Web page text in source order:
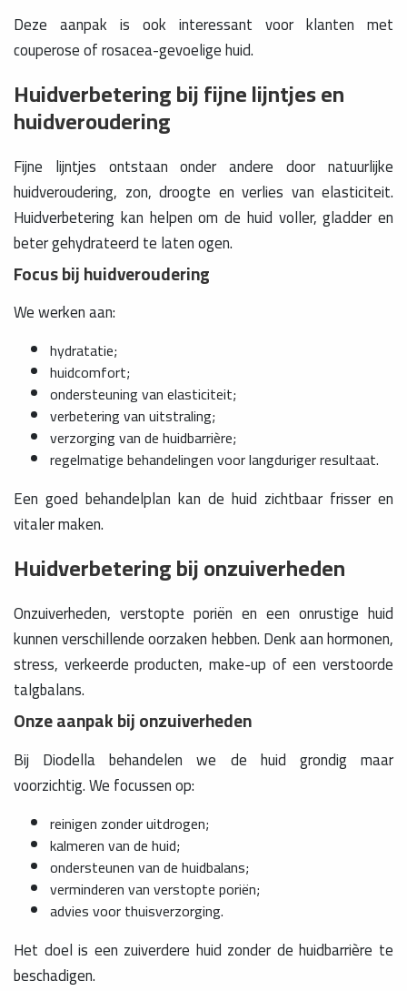
Deze aanpak is ook interessant voor klanten met
couperose of rosacea-gevoelige huid.
Huidverbetering bij fijne lijntjes en
huidveroudering
Fijne lijntjes ontstaan onder andere door natuurlijke
huidveroudering, zon, droogte en verlies van elasticiteit.
Huidverbetering kan helpen om de huid voller, gladder en
beter gehydrateerd te laten ogen.
Focus bij huidveroudering
We werken aan:
hydratatie;
huidcomfort;
ondersteuning van elasticiteit;
verbetering van uitstraling;
verzorging van de huidbarrière;
regelmatige behandelingen voor langduriger resultaat.
Een goed behandelplan kan de huid zichtbaar frisser en
vitaler maken.
Huidverbetering bij onzuiverheden
Onzuiverheden, verstopte poriën en een onrustige huid
kunnen verschillende oorzaken hebben. Denk aan hormonen,
stress, verkeerde producten, make-up of een verstoorde
talgbalans.
Onze aanpak bij onzuiverheden
Bij Diodella behandelen we de huid grondig maar
voorzichtig. We focussen op:
reinigen zonder uitdrogen;
kalmeren van de huid;
ondersteunen van de huidbalans;
verminderen van verstopte poriën;
advies voor thuisverzorging.
Het doel is een zuiverdere huid zonder de huidbarrière te
beschadigen.